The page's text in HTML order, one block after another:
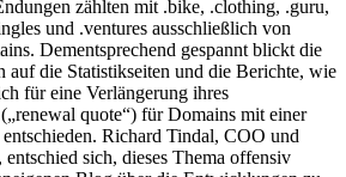
zählten mit .bike, .clothing, .guru,
und .ventures ausschließlich von
Dementsprechend gespannt blickt die
auf die Statistikseiten und die Berichte, wie
für eine Verlängerung ihres
quote“) für Domains mit einer
Richard Tindal, COO und
sich, dieses Thema offensiv